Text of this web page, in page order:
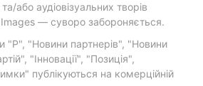
або аудіовізуальних творів
— суворо забороняється.
"Р", "Новини партнерів", "Новини
"Інновації", "Позиція",
публікуються на комерційній